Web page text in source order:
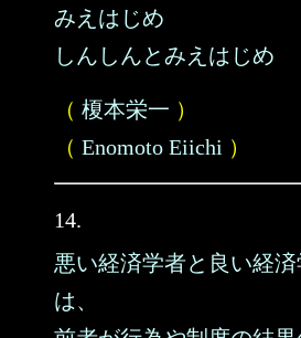
みえはじめ
しんしんとみえはじめ
（ 榎本栄一 ）
（ Enomoto Eiichi ）
14.
悪い経済学者と良い経
は、